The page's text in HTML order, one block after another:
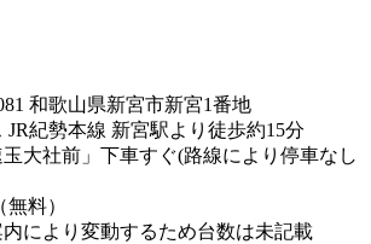
和歌山県新宮市新宮1番地
JR紀勢本線 新宮駅より徒歩約15分
大社前」下車すぐ(路線により停車なし
料）
により変動するため台数は未記載